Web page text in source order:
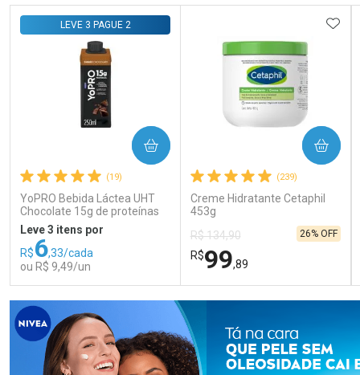
Comprar sem Desconto
Por R$ 58,79/cada
Comprar sem Desconto
Por R$ 58,79/cada
Comprar sem Desconto
Comprar sem Desconto
(19)
YoPRO Bebida Láctea UHT
Chocolate 15g de proteínas
250ml
LEVE 3 PAGUE 2
Leve 3 itens por
R$6,33/cada
ou R$ 9,49/un
COMPRAR
FECHAR
Laboratório
FECHAR
Por Menos
(239)
Creme Hidratante Cetaphil
453g
R$ 134,90
R$99,89
26% OFF
COMPRAR
Laboratório
Por Menos